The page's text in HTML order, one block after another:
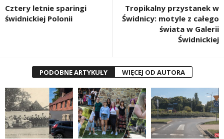
Cztery letnie sparingi
świdnickiej Polonii
Tropikalny przystanek w
Świdnicy: motyle z całego
świata w Galerii
Świdnickiej
PODOBNE ARTYKUŁY WIĘCEJ OD AUTORA